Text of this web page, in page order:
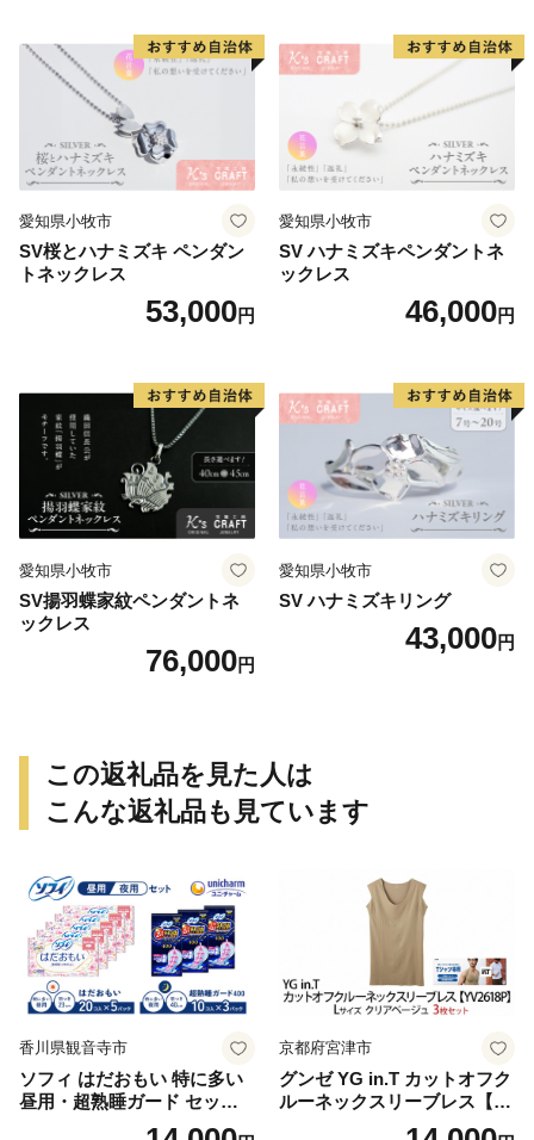
愛知県小牧市
SV桜とハナミズキ ペンダン
トネックレス
53,000円
愛知県小牧市
SV ハナミズキペンダントネ
ックレス
46,000円
愛知県小牧市
SV揚羽蝶家紋ペンダントネ
ックレス
76,000円
愛知県小牧市
SV ハナミズキリング
43,000円
この返礼品を見た人は
こんな返礼品も見ています
香川県観音寺市
ソフィ はだおもい 特に多い
昼用・超熟睡ガード セット
羽付き ナプキン 生理用品 サ
京都府宮津市
グンゼ YG in.T カットオフク
ルーネックスリーブレス【Y
V2618P】Lサイズ クリアベ